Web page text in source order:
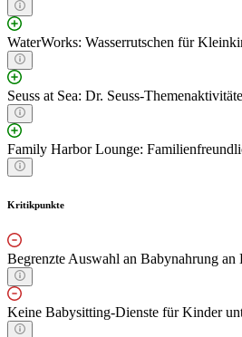
WaterWorks: Wasserrutschen für
Seuss at Sea: Dr. Seuss-
Family Harbor Lounge:
Kritikpunkte
Begrenzte Auswahl an Babynahrung an
Keine Babysitting-Dienste für Kinder